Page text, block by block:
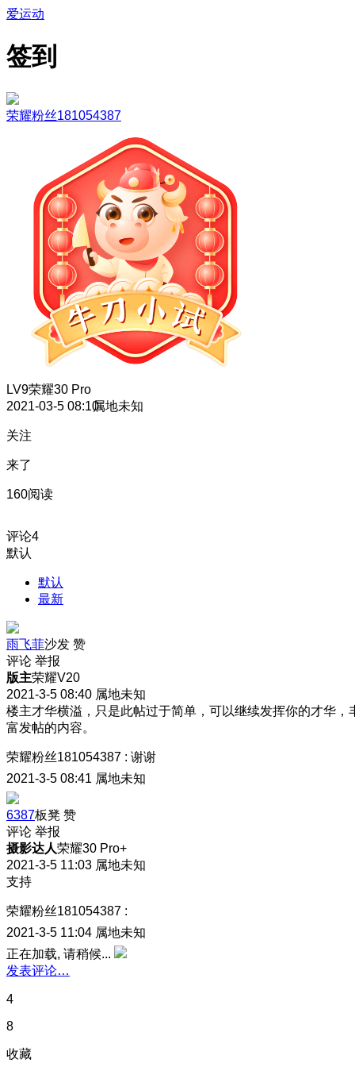
爱运动
签到
荣耀粉丝181054387
LV9荣耀30 Pro
2021-03-5 08:10属地未知
关注
来了
160阅读
评论4
默认
默认
最新
雨飞菲沙发 赞
评论 举报
版主荣耀V20
2021-3-5 08:40 属地未知
楼主才华横溢，只是此帖过于简单，可以继续发挥你的才华，
富发帖的内容。
荣耀粉丝181054387 : 谢谢
2021-3-5 08:41 属地未知
6387板凳 赞
评论 举报
摄影达人荣耀30 Pro+
2021-3-5 11:03 属地未知
支持
荣耀粉丝181054387 :
2021-3-5 11:04 属地未知
正在加载, 请稍候...
发表评论…
4
8
收藏